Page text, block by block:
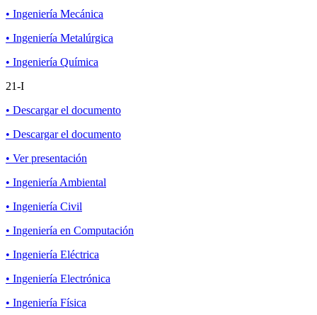
• Ingeniería Mecánica
• Ingeniería Metalúrgica
• Ingeniería Química
21-I
• Descargar el documento
• Descargar el documento
• Ver presentación
• Ingeniería Ambiental
• Ingeniería Civil
• Ingeniería en Computación
• Ingeniería Eléctrica
• Ingeniería Electrónica
• Ingeniería Física